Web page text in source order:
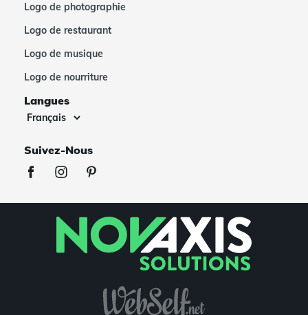
Logo de photographie
Logo de restaurant
Logo de musique
Logo de nourriture
Langues
Suivez-Nous